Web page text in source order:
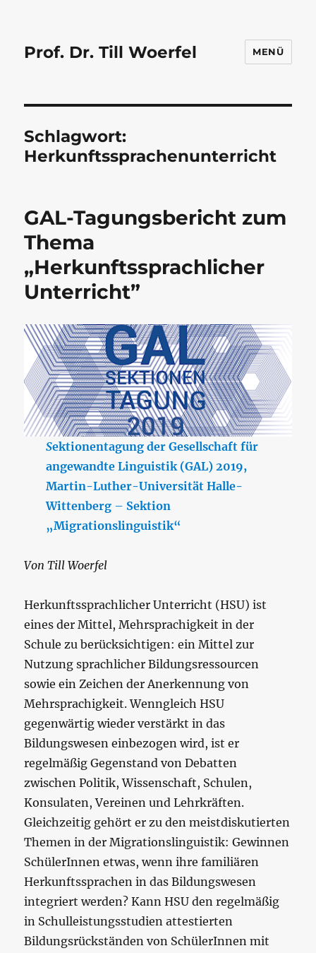
Prof. Dr. Till Woerfel MENÜ
Schlagwort:
Herkunftssprachenunterricht
GAL-Tagungsbericht zum
Thema
„Herkunftssprachlicher
Unterricht”
Sektionentagung der Gesellschaft für
angewandte Linguistik (GAL) 2019,
Martin-Luther-Universität Halle-
Wittenberg– Sektion
„Migrationslinguistik“
Von Till Woerfel
Herkunftssprachlicher Unterricht (HSU) ist
eines der Mittel, Mehrsprachigkeit in der
Schule zu berücksichtigen: ein Mittel zur
Nutzung sprachlicher Bildungsressourcen
sowie ein Zeichen der Anerkennung von
Mehrsprachigkeit. Wenngleich HSU
gegenwärtig wieder verstärkt in das
Bildungswesen einbezogen wird, ist er
regelmäßig Gegenstand von Debatten
zwischen Politik, Wissenschaft, Schulen,
Konsulaten, Vereinen und Lehrkräften.
Gleichzeitig gehört er zu den meistdiskutierten
Themen in der Migrationslinguistik: Gewinnen
SchülerInnen etwas, wenn ihre familiären
Herkunftssprachen in das Bildungswesen
integriert werden? Kann HSU den regelmäßig
in Schulleistungsstudien attestierten
Bildungsrückständen von SchülerInnen mit